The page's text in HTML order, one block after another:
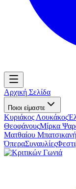
Αρχική Σελίδα
Ποιοι είμαστε
Κυριάκος Λουκάκος
ΘεοφάνουςΜίρκα
Ματθαίου
ΌπεραΣυναυλίες